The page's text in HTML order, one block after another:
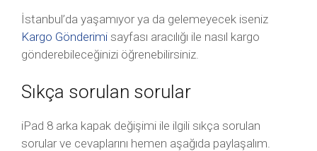
İstanbul’da yaşamıyor ya da gelemeyecek iseniz
Kargo Gönderimi sayfası aracılığı ile nasıl kargo
gönderebileceğinizi öğrenebilirsiniz.
Sıkça sorulan sorular
iPad 8 arka kapak değişimi ile ilgili sıkça sorulan
sorular ve cevaplarını hemen aşağıda paylaşalım.